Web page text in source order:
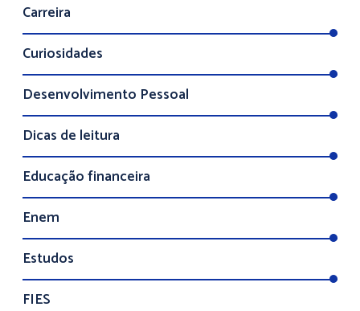
Carreira
Curiosidades
Desenvolvimento Pessoal
Dicas de leitura
Educação financeira
Enem
Estudos
FIES